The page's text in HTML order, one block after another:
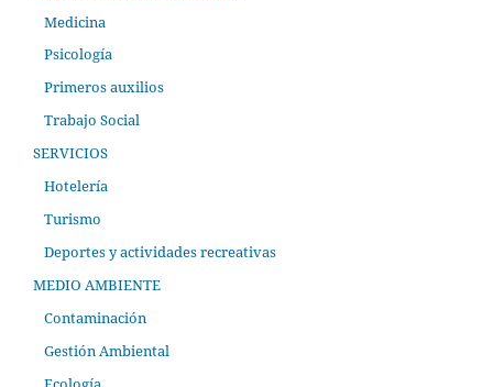
Medicina
Psicología
Primeros auxilios
Trabajo Social
SERVICIOS
Hotelería
Turismo
Deportes y actividades recreativas
MEDIO AMBIENTE
Contaminación
Gestión Ambiental